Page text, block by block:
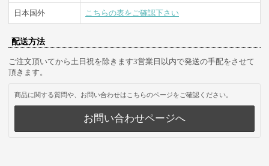
日本国外 こちらの表をご確認下さい
配送方法
ご注文頂いてから土日祝を除きます3営業日以内で発送の手配をさせて
頂きます。
商品に関する質問や、お問い合わせはこちらのページをご確認ください。
お問い合わせページへ